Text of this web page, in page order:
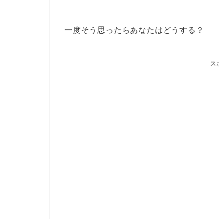
一度そう思ったらあなたはどうする？
ス